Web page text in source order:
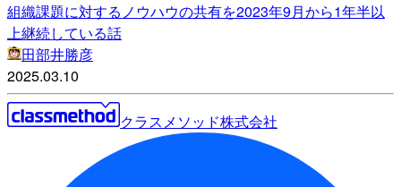
組織課題に対するノウハウの共有を2023年9月から1年半以
上継続している話
田部井勝彦
2025.03.10
クラスメソッド株式会社